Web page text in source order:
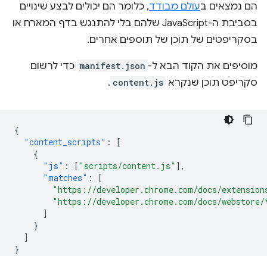
הם נמצאים בעולם מבודד, כלומר הם יכולים לבצע שינויים
בסביבת ה-JavaScript שלהם בלי להתנגש בדף המארח או
בסקריפטים של תוכן של תוספים אחרים.
מוסיפים את הקוד הבא ל- manifest.json כדי לרשום
סקריפט תוכן שנקרא content.js
.
{
"content_scripts" :
[
{
"js" : [ "scripts/content.js" ],
"matches" :
[
"https://developer.chrome.com/docs/
"https://developer.chrome.com/docs/
]
}
]
}